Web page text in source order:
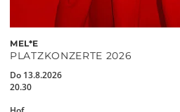
MEL*E
PLATZKONZERTE 2026
Do 13.8.2026
20.30